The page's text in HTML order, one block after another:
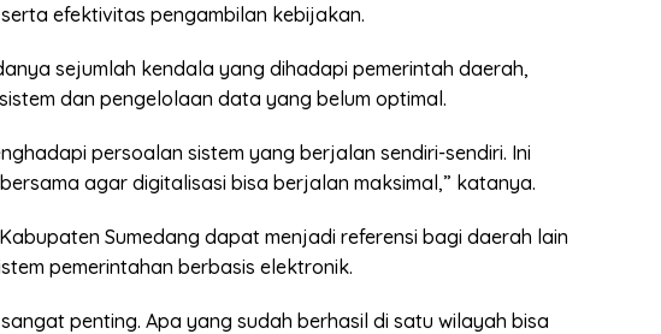
efektivitas pengambilan kebijakan.
sejumlah kendala yang dihadapi pemerintah daerah,
dan pengelolaan data yang belum optimal.
persoalan sistem yang berjalan sendiri-sendiri. Ini
agar digitalisasi bisa berjalan maksimal,” katanya.
Sumedang dapat menjadi referensi bagi daerah lain
pemerintahan berbasis elektronik.
penting. Apa yang sudah berhasil di satu wilayah bisa